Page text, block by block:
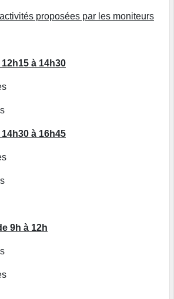
proposées par les moniteurs
à 14h30
à 16h45
9h à 12h